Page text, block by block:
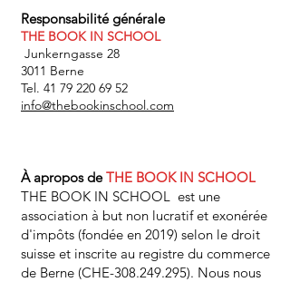
Responsabilité générale
THE BOOK IN SCHOOL
Junkerngasse 28
3011 Berne
Tel. 41 79 220 69 52
info@thebookinschool.com
À aproposdeTHE BOOK IN SCHOOL
THE BOOK IN SCHOOL est une
association à but non lucratif et exonérée
d'impôts (fondée en 2019) selon le droit
suisse et inscrite au registre du commerce
de Berne (CHE-308.249.295). Nous nous